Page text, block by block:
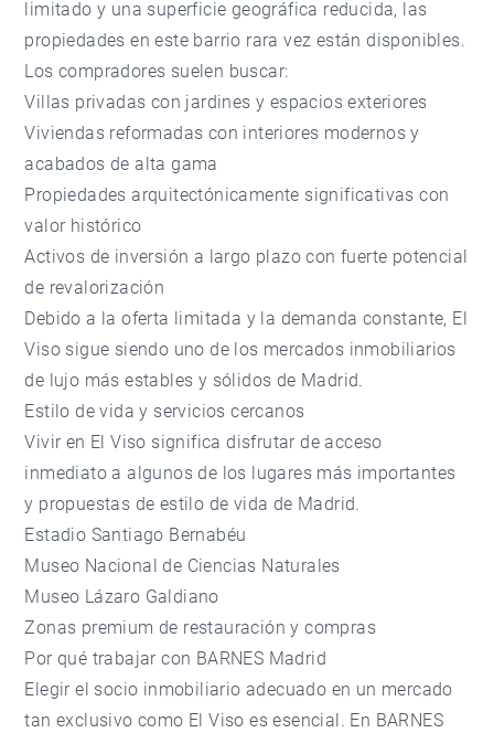
limitado y una superficie geográfica reducida, las
propiedades en este barrio rara vez están disponibles.
Los compradores suelen buscar:
Villas privadas con jardines y espacios exteriores
Viviendas reformadas con interiores modernos y
acabados de alta gama
Propiedades arquitectónicamente significativas con
valor histórico
Activos de inversión a largo plazo con fuerte potencial
de revalorización
Debido a la oferta limitada y la demanda constante, El
Viso sigue siendo uno de los mercados inmobiliarios
de lujo más estables y sólidos de Madrid.
Estilo de vida y servicios cercanos
Vivir en El Viso significa disfrutar de acceso
inmediato a algunos de los lugares más importantes
y propuestas de estilo de vida de Madrid.
Estadio Santiago Bernabéu
Museo Nacional de Ciencias Naturales
Museo Lázaro Galdiano
Zonas premium de restauración y compras
Por qué trabajar con BARNES Madrid
Elegir el socio inmobiliario adecuado en un mercado
tan exclusivo como El Viso es esencial. En BARNES